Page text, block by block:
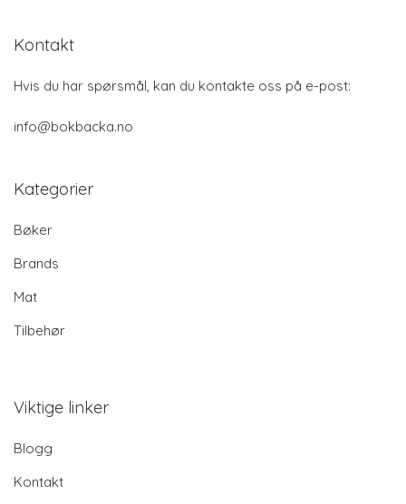
Kontakt
Hvis du har spørsmål, kan du kontakte oss på e-post:
info@bokbacka.no
Kategorier
Bøker
Brands
Mat
Tilbehør
Viktige linker
Blogg
Kontakt